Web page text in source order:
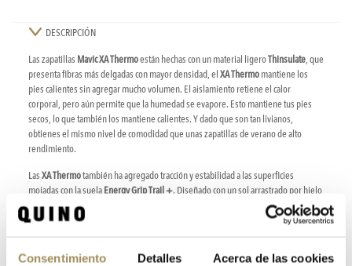
Consentimiento Detalles Acerca de las cookies
DESCRIPCIÓN
Las zapatillas Mavic XA Thermoestán hechas con un material ligeroThinsulate, que
presenta fibras más delgadas con mayor densidad, elXA Thermomantiene los
pies calientes sin agregar mucho volumen. El aislamiento retiene el calor
corporal, pero aún permite que la humedad se evapore. Esto mantiene tus pies
secos, lo que también los mantiene calientes. Y dado que son tan livianos,
obtienes el mismo nivel de comodidad que unas zapatillas de verano de alto
rendimiento.
LasXA Thermotambién ha agregado tracción y estabilidad a las superficies
mojadas con la suelaEnergy Grip Trail +. Diseñado con un sol arrastrado por hielo
Contragrip, obtienes un agarre óptimo en los pedales y en el suelo al caminar.
Otros detalles, incluido el cierre
3D Ortholite, se suman a
estaciones de otoño e invierno.